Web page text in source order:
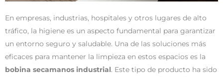
En empresas, industrias, hospitales y otros lugares de alto
tráfico, la higiene es un aspecto fundamental para garantizar
un entorno seguro y saludable. Una de las soluciones más
eficaces para mantener la limpieza en estos espacios es la
bobina secamanos industrial. Este tipo de producto ha sido